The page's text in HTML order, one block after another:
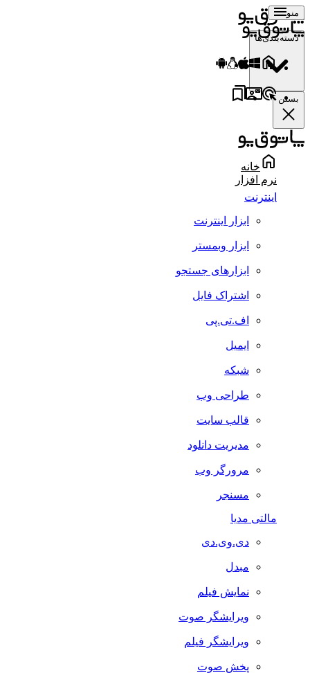
منو
دسته‌بندی‌ها
بستن
خانه
نرم افزار
اینترنت
ابزار اینترنت
ابزار وبمستر
ابزارهای جستجو
اشتراک فایل
اف.تی.پی
ایمیل
شبکه
طراحی وب
قالب سایت
مدیریت دانلود
مرورگر وب
مسنجر
مالتی مدیا
دی.وی.دی
مبدل
نمایش فیلم
ویرایشگر صوت
ویرایشگر فیلم
پخش صوت